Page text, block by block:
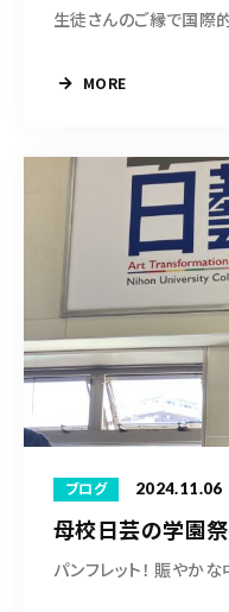
生徒さんのご縁で国際
MORE
ブログ 2024.11.06
母校日芸の学園祭
パンフレット！ 賑やか